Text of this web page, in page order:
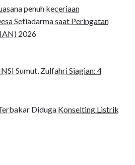
penuh keceriaan
Setiadarma saat Peringatan
2026
Sumut, Zulfahri Siagian: 4
Diduga Konselting Listrik